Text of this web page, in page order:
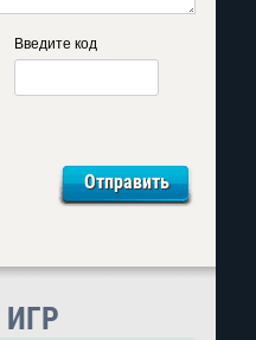
Введите код